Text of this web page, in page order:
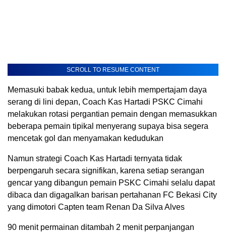
SCROLL TO RESUME CONTENT
Memasuki babak kedua, untuk lebih mempertajam daya
serang di lini depan, Coach Kas Hartadi PSKC Cimahi
melakukan rotasi pergantian pemain dengan memasukkan
beberapa pemain tipikal menyerang supaya bisa segera
mencetak gol dan menyamakan kedudukan
Namun strategi Coach Kas Hartadi ternyata tidak
berpengaruh secara signifikan, karena setiap serangan
gencar yang dibangun pemain PSKC Cimahi selalu dapat
dibaca dan digagalkan barisan pertahanan FC Bekasi City
yang dimotori Capten team Renan Da Silva Alves
90 menit permainan ditambah 2 menit perpanjangan